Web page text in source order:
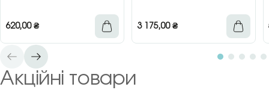
620,00₴ 3 175,00₴
Акційні товари